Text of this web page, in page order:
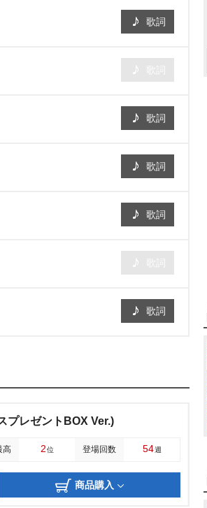
歌詞
歌詞
歌詞
歌詞
歌詞
プレゼントBOX Ver.)
高 2位 登場回数 54週
商品購入